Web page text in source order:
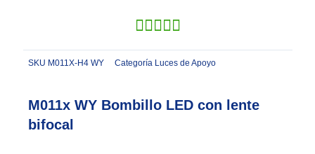
SKU M011X-H4 WY Categoría Luces de Apoyo
M011x WY Bombillo LED con lente
bifocal